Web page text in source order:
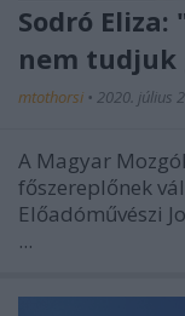
Sodró
nem
mtothorsi • 2020. július
A Magyar
főszereplőnek
Előadóművészi
...